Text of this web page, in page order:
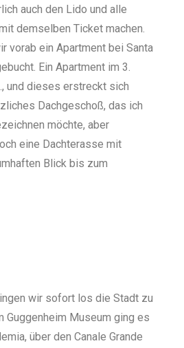
auch den Lido und alle
demselben Ticket machen.
vorab ein Apartment bei Santa
Ein Apartment im 3.
und dieses erstreckt sich
Dachgeschoß, das ich
möchte, aber
eine Dachterasse mit
Blick bis zum
wir sofort los die Stadt zu
Guggenheim Museum ging es
über den Canale Grande